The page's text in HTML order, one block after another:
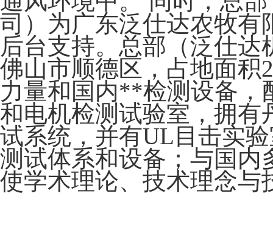
司）为广东泛仕达农牧有
后台支持。总部（泛仕
佛山市顺德区，占地面积
力量和国内**检测设备，
和电机检测试验室，拥
试系统，并有UL目击实
测试体系和设备；与国内
使学术理论、技术理念与